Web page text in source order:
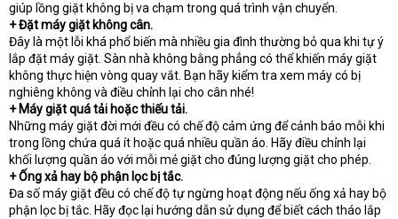
giúp lồng giặt không bị va chạm trong quá trình vận chuyển.
+ Đặt máy giặt không cân.
Đây là một lỗi khá phổ biến mà nhiều gia đình thường bỏ qua khi tự ý
lắp đặt máy giặt. Sàn nhà không bằng phẳng có thể khiến máy giặt
không thực hiện vòng quay vắt. Bạn hãy kiểm tra xem máy có bị
nghiêng không và điều chỉnh lại cho cân nhé!
+ Máy giặt quá tải hoặc thiếu tải.
Những máy giặt đời mới đều có chế độ cảm ứng để cảnh báo mỗi khi
trong lồng chứa quá ít hoặc quá nhiều quần áo. Hãy điều chỉnh lại
khối lượng quần áo với mỗi mẻ giặt cho đúng lượng giặt cho phép.
+ Ống xả hay bộ phận lọc bị tắc.
Đa số máy giặt đều có chế độ tự ngừng hoạt động nếu ống xả hay bộ
phận lọc bị tắc. Hãy đọc lại hướng dẫn sử dụng để biết cách tháo lắp